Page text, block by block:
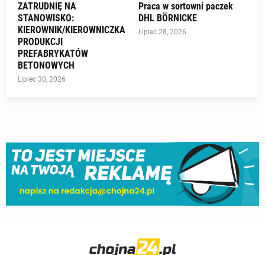
ZATRUDNIĘ NA
STANOWISKO:
KIEROWNIK/KIEROWNICZKA
PRODUKCJI
PREFABRYKATÓW
BETONOWYCH
Lipiec 30, 2026
Praca w sortowni paczek
DHL BÖRNICKE
Lipiec 28, 2026